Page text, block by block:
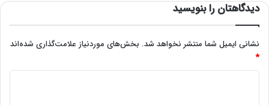
دیدگاهتان را بنویسید
نشانی ایمیل شما منتشر نخواهد شد. بخش‌های موردنیاز علامت‌گذاری شده‌اند
*